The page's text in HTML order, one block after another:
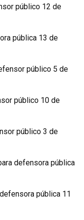
público 12 de
pública 13 de
público 5 de
público 10 de
público 3 de
defensora pública
pública 11